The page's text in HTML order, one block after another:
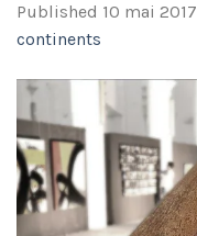
Published 10 mai 2017
continents